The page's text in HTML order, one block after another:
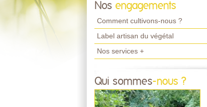
Nos engagements
Comment cultivons-nous ?
Label artisan du végétal
Nos services +
Qui sommes-nous ?